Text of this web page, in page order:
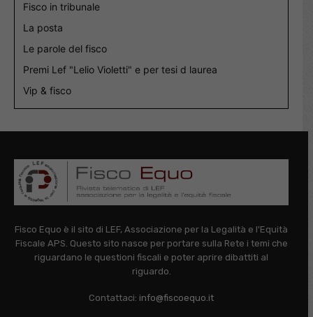
Fisco in tribunale
La posta
Le parole del fisco
Premi Lef "Lelio Violetti" e per tesi d laurea
Vip & fisco
Fisco Equo è il sito di LEF, Associazione per la Legalità e l'Equità
Fiscale APS. Questo sito nasce per portare sulla Rete i temi che
riguardano le questioni fiscali e poter aprire dibattiti al
riguardo.
Contattaci: info@fiscoequo.it